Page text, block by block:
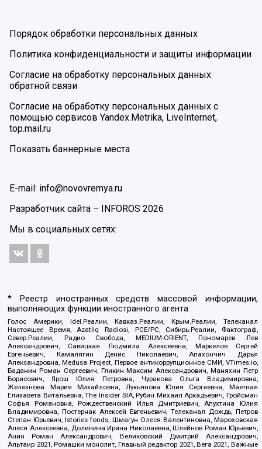
Порядок обработки персональных данных
Политика конфиденциальности и защиты информации
Согласие на обработку персональных данных
обратной связи
Согласие на обработку персональных данных с
помощью сервисов Yandex.Metrika, LiveInternet,
top.mail.ru
Показать баннерные места
E-mail: info@novovremya.ru
Разработчик сайта – INFOROS 2026
Мы в социальных сетях:
* Реестр иностранных средств массовой информации,
выполняющих функции иностранного агента:
Голос Америки, Idel.Реалии, Кавказ.Реалии, Крым.Реалии, Телеканал
Настоящее Время, Azatliq Radiosi, PCE/PC, Сибирь.Реалии, Фактограф,
Север.Реалии, Радио Свобода, MEDIUM-ORIENT, Пономарев Лев
Александрович, Савицкая Людмила Алексеевна, Маркелов Сергей
Евгеньевич, Камалягин Денис Николаевич, Апахончич Дарья
Александровна, Medusa Project, Первое антикоррупционное СМИ, VTimes.io,
Баданин Роман Сергеевич, Гликин Максим Александрович, Маняхин Петр
Борисович, Ярош Юлия Петровна, Чуракова Ольга Владимировна,
Железнова Мария Михайловна, Лукьянова Юлия Сергеевна, Маетная
Елизавета Витальевна, The Insider SIA, Рубин Михаил Аркадьевич, Гройсман
Софья Романовна, Рождественский Илья Дмитриевич, Апухтина Юлия
Владимировна, Постернак Алексей Евгеньевич, Телеканал Дождь, Петров
Степан Юрьевич, Istories fonds, Шмагун Олеся Валентиновна, Мароховская
Алеся Алексеевна, Долинина Ирина Николаевна, Шлейнов Роман Юрьевич,
Анин Роман Александрович, Великовский Дмитрий Александрович,
Альтаир 2021, Ромашки монолит, Главный редактор 2021, Вега 2021, Важные